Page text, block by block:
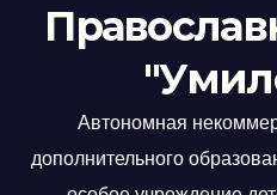
Автономная
дополнительного